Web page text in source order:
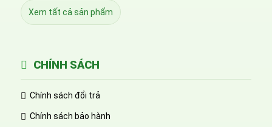
Xem tất cả sản phẩm
CHÍNH SÁCH
Chính sách đổi trả
Chính sách bảo hành